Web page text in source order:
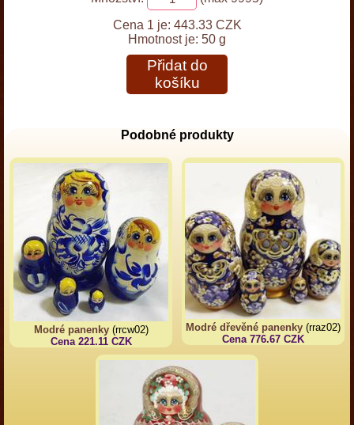
Cena 1 je: 443.33 CZK
Hmotnost je: 50 g
Přidat do
košíku
Podobné produkty
Modré panenky(rrcw02)
Cena 221.11 CZK
Modré dřevěné panenky(rraz02)
Cena 776.67 CZK